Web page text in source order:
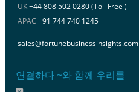
UK+44 808 502 0280 (Toll Free )
APAC +91 744 740 1245
sales@fortunebusinessinsights.com
연결하다 ~와 함께 우리를